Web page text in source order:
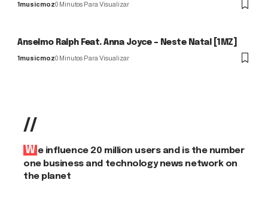
1musicmoz0 Minutos Para Visualizar
Anselmo Ralph Feat. Anna Joyce – Neste Natal [1MZ]
1musicmoz0 Minutos Para Visualizar
//
We influence 20 million users and is the number
one business and technology news network on
the planet